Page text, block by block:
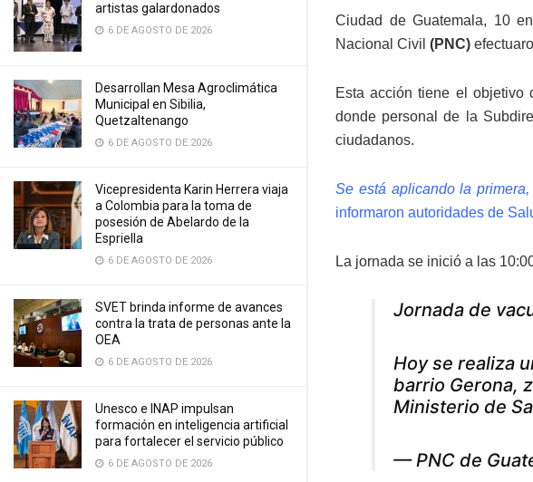
artistas galardonados
6 DE AGOSTO DE 2026
Desarrollan Mesa Agroclimática
Municipal en Sibilia,
Quetzaltenango
6 DE AGOSTO DE 2026
Vicepresidenta Karin Herrera viaja
a Colombia para la toma de
posesión de Abelardo de la
Espriella
6 DE AGOSTO DE 2026
SVET brinda informe de avances
contra la trata de personas ante la
OEA
6 DE AGOSTO DE 2026
Unesco e INAP impulsan
formación en inteligencia artificial
para fortalecer el servicio público
6 DE AGOSTO DE 2026
Ciudad de Guatemala, 10
Nacional Civil (PNC)
Esta acción tiene el objetivo
donde personal de la
ciudadanos.
Se está aplicando la
informaron autoridades de
La jornada se inició a las
Jornada de
Hoy se realiza
barrio Gerona,
Ministerio de
— PNC de